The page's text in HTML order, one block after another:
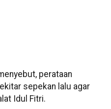
perataan
sepekan lalu agar
Idul Fitri.